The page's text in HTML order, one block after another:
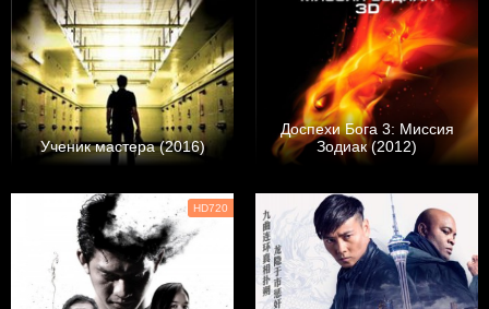
Ученик мастера (2016)
Доспехи Бога 3: Миссия
Зодиак (2012)
HD720